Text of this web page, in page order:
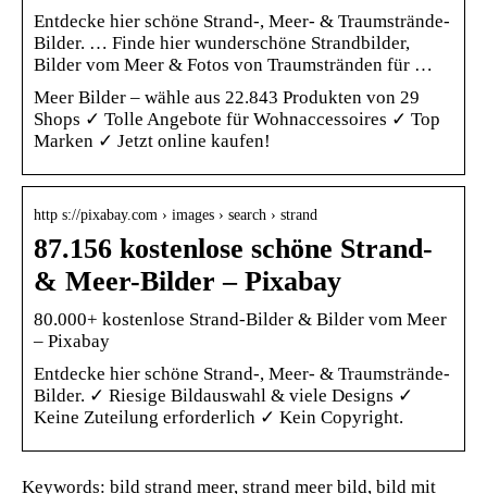
Entdecke hier schöne Strand-, Meer- & Traumstrände-
Bilder. … Finde hier wunderschöne Strandbilder,
Bilder vom Meer & Fotos von Traumstränden für …
Meer Bilder – wähle aus 22.843 Produkten von 29
Shops ✓ Tolle Angebote für Wohnaccessoires ✓ Top
Marken ✓ Jetzt online kaufen!
http s://pixabay.com › images › search › strand
87.156 kostenlose schöne Strand-
& Meer-Bilder – Pixabay
80.000+ kostenlose Strand-Bilder & Bilder vom Meer
– Pixabay
Entdecke hier schöne Strand-, Meer- & Traumstrände-
Bilder. ✓ Riesige Bildauswahl & viele Designs ✓
Keine Zuteilung erforderlich ✓ Kein Copyright.
Keywords: bild strand meer, strand meer bild, bild mit